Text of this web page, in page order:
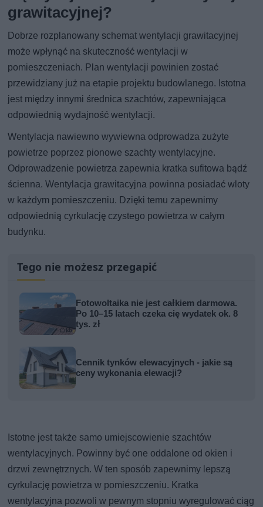
grawitacyjnej?
Dobrze rozplanowany schemat wentylacji grawitacyjnej
może wpłynąć na skuteczność wentylacji w
pomieszczeniach. Plan wentylacji powinien zostać
przewidziany już na etapie projektu budowlanego. Istotna
jest między innymi średnica szachtów, zapewniająca
odpowiednią wydajność wentylacji.
Wentylacja nawiewno wywiewna odprowadza zużyte
powietrze poprzez pionowe szachty wentylacyjne.
Odprowadzenie powietrza zapewnia kratka sufitowa bądź
ścienna. Wentylacja grawitacyjna powinna posiadać wloty
w każdym pomieszczeniu. Dzięki temu zapewnimy
odpowiednią cyrkulację czystego powietrza w całym
budynku.
Tego nie możesz przegapić
Fotowoltaika nie jest całkiem darmowa.
Po 10–15 latach czeka cię wydatek ok. 8
tys. zł
Cennik tynków elewacyjnych - jakie są
ceny wykonania elewacji?
Istotne jest także samo umiejscowienie szachtów
wentylacyjnych. Powinny być one oddalone od okien i
drzwi zewnętrznych. W ten sposób zapewnimy lepszą
cyrkulację powietrza w pomieszczeniu. Kratka
wentylacyjna pozwoli w pewnym stopniu wyregulować ciąg